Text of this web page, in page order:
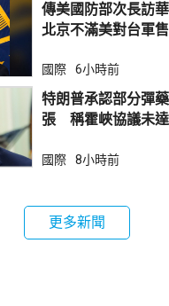
傳美國防部次長訪
北京不滿美對台軍售
國際 6小時前
特朗普承認部分彈
張 稱霍峽協議未
國際 8小時前
更多新聞